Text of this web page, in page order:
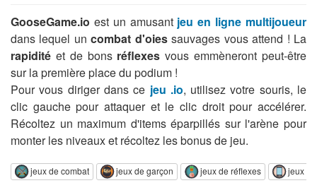
GooseGame.io est un amusant jeu en ligne multijoueur
dans lequel uncombat d'oiessauvages vous attend ! La
rapidité et de bons réflexes vous emmèneront peut-être
sur la première place du podium !
Pour vous diriger dans ce jeu .io, utilisez votre souris, le
clic gauche pour attaquer et le clic droit pour accélérer.
Récoltez un maximum d'items éparpillés sur l'arène pour
monter les niveaux et récoltez les bonus de jeu.
jeux de combat jeux de garçon jeux de réflexes jeux